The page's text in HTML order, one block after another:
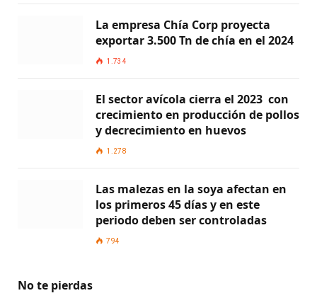
La empresa Chía Corp proyecta
exportar 3.500 Tn de chía en el 2024
1.734
El sector avícola cierra el 2023 con
crecimiento en producción de pollos
y decrecimiento en huevos
1.278
Las malezas en la soya afectan en
los primeros 45 días y en este
periodo deben ser controladas
794
No te pierdas